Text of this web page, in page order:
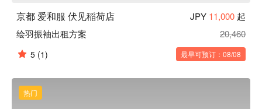
京都 爱和服 伏见稲荷店 JPY 11,000 起
绘羽振袖出租方案
20,460
5 (1) 最早可预订：08/08
热门